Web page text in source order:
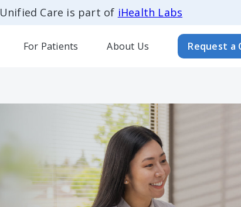
Unified Care is part of iHealth Labs
For Patients About Us Request a